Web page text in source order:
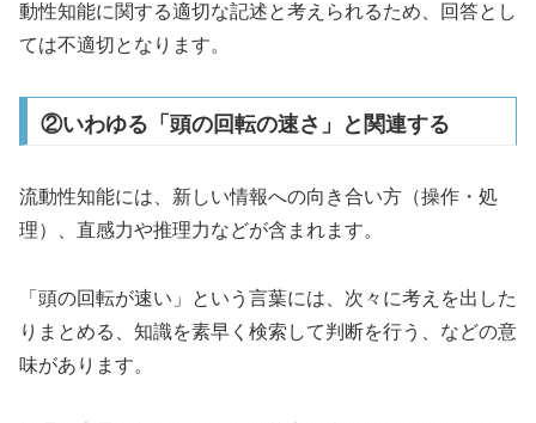
動性知能に関する適切な記述と考えられるため、回答とし
ては不適切となります。
②いわゆる「頭の回転の速さ」と関連する
流動性知能には、新しい情報への向き合い方（操作・処
理）、直感力や推理力などが含まれます。
「頭の回転が速い」という言葉には、次々に考えを出した
りまとめる、知識を素早く検索して判断を行う、などの意
味があります。